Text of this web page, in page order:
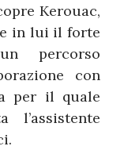
Kerouac,
in lui il forte
percorso
con
per il quale
l’assistente